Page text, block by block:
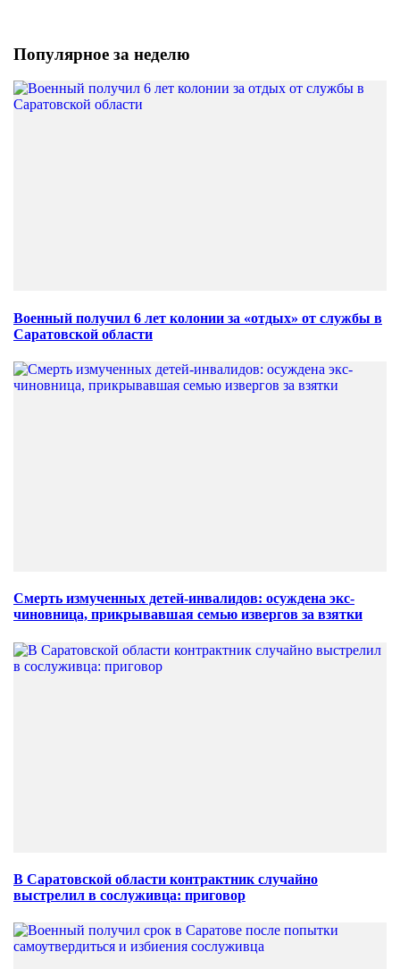
Популярное за неделю
Военный получил 6 лет колонии за «отдых» от службы в
Саратовской области
Смерть измученных детей-инвалидов: осуждена экс-
чиновница, прикрывавшая семью извергов за взятки
В Саратовской области контрактник случайно
выстрелил в сослуживца: приговор